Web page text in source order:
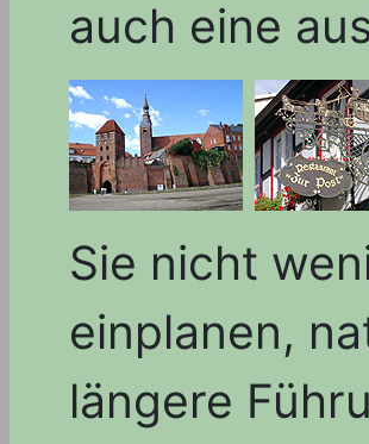
auch eine
Sie nicht
einplanen,
längere